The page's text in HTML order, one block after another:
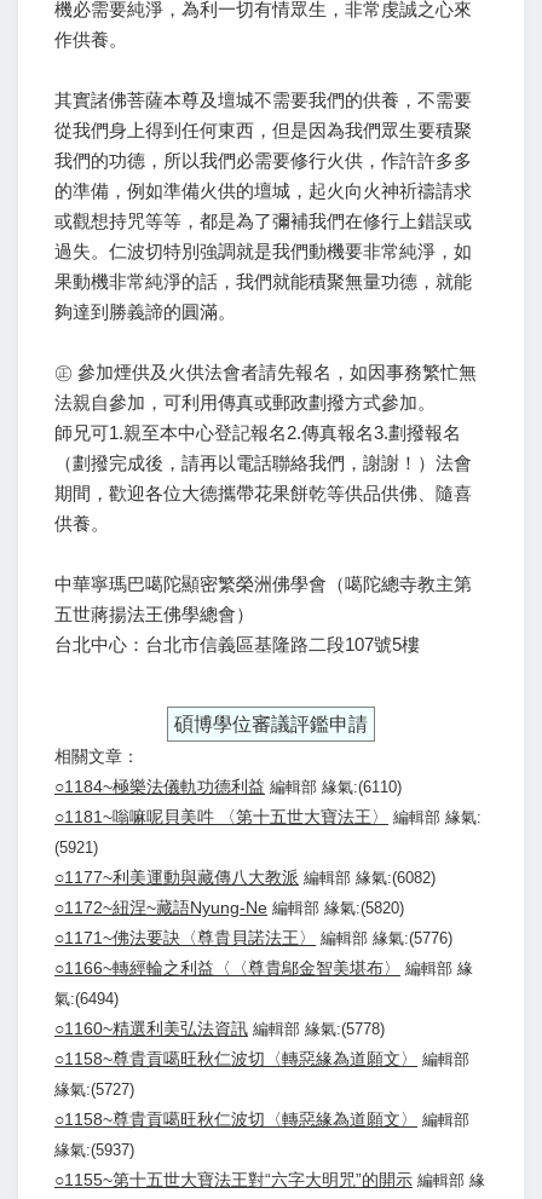
機必需要純淨，為利一切有情眾生，非常虔誠之心來
作供養。
其實諸佛菩薩本尊及壇城不需要我們的供養，不需要
從我們身上得到任何東西，但是因為我們眾生要積聚
我們的功德，所以我們必需要修行火供，作許許多多
的準備，例如準備火供的壇城，起火向火神祈禱請求
或觀想持咒等等，都是為了彌補我們在修行上錯誤或
過失。仁波切特別強調就是我們動機要非常純淨，如
果動機非常純淨的話，我們就能積聚無量功德，就能
夠達到勝義諦的圓滿。
㊣ 參加煙供及火供法會者請先報名，如因事務繁忙無
法親自參加，可利用傳真或郵政劃撥方式參加。
師兄可1.親至本中心登記報名2.傳真報名3.劃撥報名
（劃撥完成後，請再以電話聯絡我們，謝謝！）法會
期間，歡迎各位大德攜帶花果餅乾等供品供佛、隨喜
供養。
中華寧瑪巴噶陀顯密繁榮洲佛學會（噶陀總寺教主第
五世蔣揚法王佛學總會）
台北中心：台北市信義區基隆路二段107號5樓
碩博學位審議評鑑申請
相關文章：
○1184~極樂法儀軌功德利益 編輯部 緣氣:(6110)
○1181~嗡嘛呢貝美吽 〈第十五世大寶法王〉
編輯部 緣氣:
(5921)
○1177~利美運動與藏傳八大教派 編輯部 緣氣:(6082)
○1172~紐涅~藏語Nyung-Ne 編輯部 緣氣:(5820)
○1171~佛法要訣〈尊貴貝諾法王〉 編輯部 緣氣:(5776)
○1166~轉經輪之利益〈〈尊貴鄔金智美堪布〉
編輯部 緣
氣:(6494)
○1160~精選利美弘法資訊 編輯部 緣氣:(5778)
○1158~尊貴貢噶旺秋仁波切〈轉惡緣為道願文〉
編輯部
緣氣:(5727)
○1158~尊貴貢噶旺秋仁波切〈轉惡緣為道願文〉
編輯部
緣氣:(5937)
○1155~第十五世大寶法王對“六字大明咒”的開示 編輯部 緣